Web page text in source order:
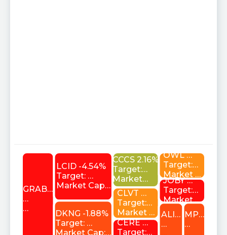
GRAB…
…
…
LCID -4.54%
Target: …
Market Cap…
DKNG -1.88%
Target: …
Market Cap:…
CCCS 2.16%
Target:…
Market…
CLVT …
Target:…
Market …
CERE …
Target:…
OWL …
Target:…
Market …
JOBY …
Target:…
Market …
ALI…
…
MP…
…
L